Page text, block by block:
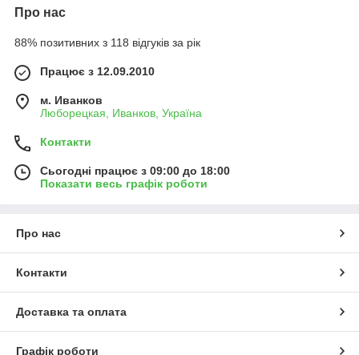
Про нас
88% позитивних з 118 відгуків за рік
Працює з 12.09.2010
м. Иванков
Люборецкая, Иванков, Україна
Контакти
Сьогодні працює з 09:00 до 18:00
Показати весь графік роботи
Про нас
Контакти
Доставка та оплата
Графік роботи